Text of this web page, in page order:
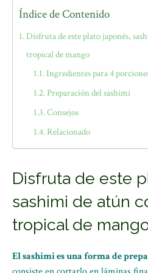
Índice de Contenido
Disfruta de este plato japonés,
tropical de mango
Ingredientes para 4
Preparación del sashimi
Consejos
Relacionado
Disfruta de este
sashimi de atún
tropical de
El sashimi es una forma de